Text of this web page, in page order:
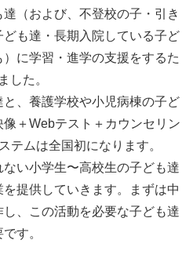
（および、不登校の子・引き
も達・長期入院している子ど
に学習・進学の支援をするた
した。
、養護学校や小児病棟の子ど
＋Webテスト＋カウンセリン
テムは全国初になります。
い小学生〜高校生の子ども達
提供していきます。まずは中
、この活動を必要な子ども達
す。